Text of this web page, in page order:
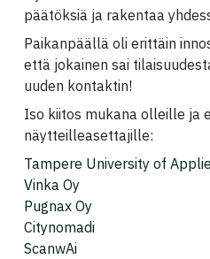
päätöksiä ja rakentaa
Paikanpäällä oli erittäin
että jokainen sai
uuden kontaktin!
Iso kiitos mukana olleille ja
näytteilleasettajille:
Tampere University of
Vinka Oy
Pugnax Oy
Citynomadi
ScanwAi